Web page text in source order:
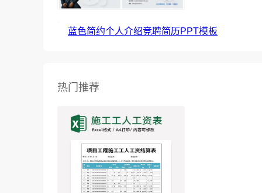
蓝色简约个人介绍竞聘简历PPT模板
热门推荐